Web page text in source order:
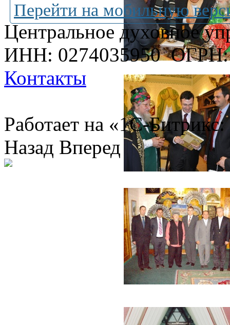
Перейти на мобильную
Центральное духовное
ИНН: 0274035950ОГРН:
Контакты
Работает на «1С-
Назад Вперед